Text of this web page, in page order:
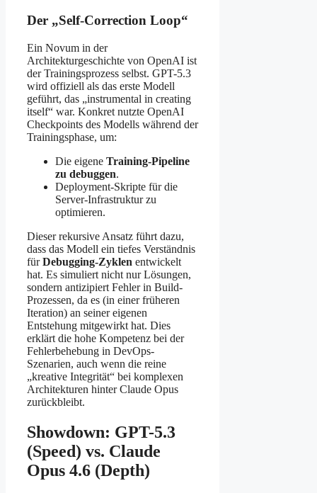
Der „Self-Correction Loop“
Ein Novum in der
Architekturgeschichte von OpenAI ist
der Trainingsprozess selbst. GPT-5.3
wird offiziell als das erste Modell
geführt, das „instrumental in creating
itself“ war. Konkret nutzte OpenAI
Checkpoints des Modells während der
Trainingsphase, um:
Die eigene Training-Pipeline
zu debuggen.
Deployment-Skripte für die
Server-Infrastruktur zu
optimieren.
Dieser rekursive Ansatz führt dazu,
dass das Modell ein tiefes Verständnis
fürDebugging-Zyklen entwickelt
hat. Es simuliert nicht nur Lösungen,
sondern antizipiert Fehler in Build-
Prozessen, da es (in einer früheren
Iteration) an seiner eigenen
Entstehung mitgewirkt hat. Dies
erklärt die hohe Kompetenz bei der
Fehlerbehebung in DevOps-
Szenarien, auch wenn die reine
„kreative Integrität“ bei komplexen
Architekturen hinter Claude Opus
zurückbleibt.
Showdown: GPT-5.3
(Speed) vs. Claude
Opus 4.6 (Depth)